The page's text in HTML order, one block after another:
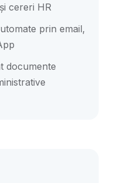
cereri HR
prin email,
documente